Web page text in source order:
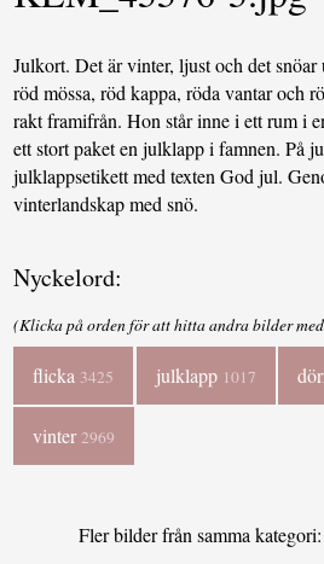
Julkort. Det är vinter, ljust och det
röd mössa, röd kappa, röda vantar och
rakt framifrån. Hon står inne i ett rum i
ett stort paket en julklapp i famnen. På
julklappsetikett med texten God jul.
vinterlandskap med snö.
Nyckelord:
(Klicka på orden för att hitta andra bilder
flicka 3425 julklapp 1017
vinter 2969
Fler bilder från samma kategori: